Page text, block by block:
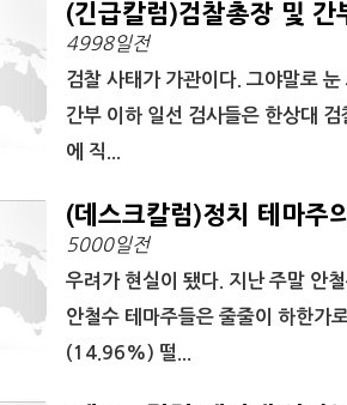
(긴급칼럼)검찰총장 및 간
4998일전
검찰 사태가 가관이다. 그야말로
간부 이하 일선 검사들은 한상대
에 직...
(데스크칼럼)정치 테마주
5000일전
우려가 현실이 됐다. 지난 주말 안
안철수 테마주들은 줄줄이 하한가
(14.96%) 떨...